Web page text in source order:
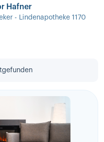
Hafner
- Lindenapotheke 1170